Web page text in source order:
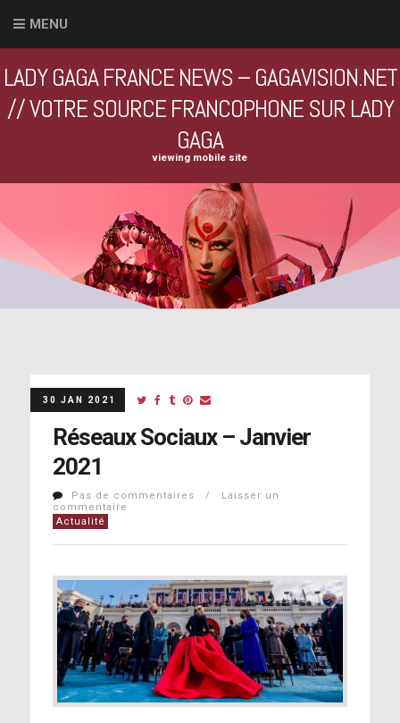
MENU
LADY GAGA FRANCE NEWS – GAGAVISION.NET
// VOTRE SOURCE FRANCOPHONE SUR LADY
GAGA
viewing mobile site
30 JAN 2021
Réseaux Sociaux – Janvier
2021
Pas de commentaires / Laisser un
commentaire
Actualité